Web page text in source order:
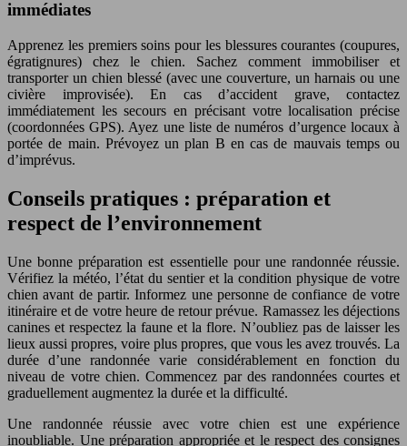
immédiates
Apprenez les premiers soins pour les blessures courantes (coupures,
égratignures) chez le chien. Sachez comment immobiliser et
transporter un chien blessé (avec une couverture, un harnais ou une
civière improvisée). En cas d’accident grave, contactez
immédiatement les secours en précisant votre localisation précise
(coordonnées GPS). Ayez une liste de numéros d’urgence locaux à
portée de main. Prévoyez un plan B en cas de mauvais temps ou
d’imprévus.
Conseils pratiques : préparation et
respect de l’environnement
Une bonne préparation est essentielle pour une randonnée réussie.
Vérifiez la météo, l’état du sentier et la condition physique de votre
chien avant de partir. Informez une personne de confiance de votre
itinéraire et de votre heure de retour prévue. Ramassez les déjections
canines et respectez la faune et la flore. N’oubliez pas de laisser les
lieux aussi propres, voire plus propres, que vous les avez trouvés. La
durée d’une randonnée varie considérablement en fonction du
niveau de votre chien. Commencez par des randonnées courtes et
graduellement augmentez la durée et la difficulté.
Une randonnée réussie avec votre chien est une expérience
inoubliable. Une préparation appropriée et le respect des consignes